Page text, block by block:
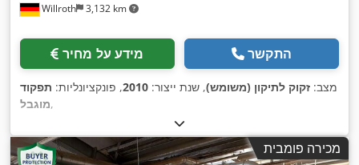
Willroth 3,132 km
מידע על מחיר התקשר
מצב: זקוק לתיקון (משומש), שנת ייצור: 2010, פונקציונליות: תפקוד
מוגבל,
מכירה פומבית